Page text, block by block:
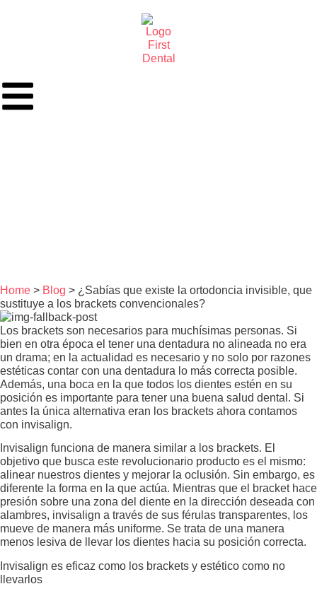
Home > Blog > ¿Sabías que existe la ortodoncia invisible, que
sustituye a los brackets convencionales?
Los brackets son necesarios para muchísimas personas. Si
bien en otra época el tener una dentadura no alineada no era
un drama; en la actualidad es necesario y no solo por razones
estéticas contar con una dentadura lo más correcta posible.
Además, una boca en la que todos los dientes estén en su
posición es importante para tener una buena salud dental. Si
antes la única alternativa eran l os brackets ahora contamos
con invisalign.
Invisalign funciona de manera similar a los brackets. El
objetivo que busca este revolucionario producto es el mismo:
alinear nuestros dientes y mejorar la oclusión. Sin embargo, es
diferente la forma en la que actúa. Mientras que el bracket hace
presión sobre una zona del diente en la dirección deseada con
alambres, invisalign a través de sus férulas transparentes, los
mueve de manera más uniforme. Se trata de una manera
menos lesiva de llevar los dientes hacia su posición correcta.
Invisalign es eficaz como los brackets y estético como no
llevarlos